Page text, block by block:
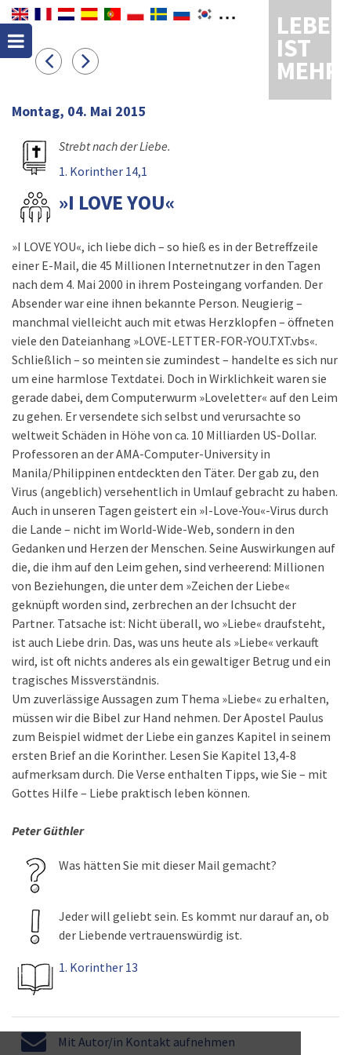
LEBEN
IST
MEHR
Montag, 04. Mai 2015
Strebt nach der Liebe.
1. Korinther 14,1
»I LOVE YOU«
»I LOVE YOU«, ich liebe dich – so hieß es in der Betreffzeile
einer E-Mail, die 45 Millionen Internetnutzer in den Tagen
nach dem 4. Mai 2000 in ihrem Posteingang vorfanden. Der
Absender war eine ihnen bekannte Person. Neugierig –
manchmal vielleicht auch mit etwas Herzklopfen – öffneten
viele den Dateianhang »LOVE-LETTER-FOR-YOU.TXT.vbs«.
Schließlich – so meinten sie zumindest – handelte es sich nur
um eine harmlose Textdatei. Doch in Wirklichkeit waren sie
gerade dabei, dem Computerwurm »Loveletter« auf den Leim
zu gehen. Er versendete sich selbst und verursachte so
weltweit Schäden in Höhe von ca. 10 Milliarden US-Dollar.
Professoren an der AMA-Computer-University in
Manila/Philippinen entdeckten den Täter. Der gab zu, den
Virus (angeblich) versehentlich in Umlauf gebracht zu haben.
Auch in unseren Tagen geistert ein »I-Love-You«-Virus durch
die Lande – nicht im World-Wide-Web, sondern in den
Gedanken und Herzen der Menschen. Seine Auswirkungen auf
die, die ihm auf den Leim gehen, sind verheerend: Millionen
von Beziehungen, die unter dem »Zeichen der Liebe«
geknüpft worden sind, zerbrechen an der Ichsucht der
Partner. Tatsache ist: Nicht überall, wo »Liebe« draufsteht,
ist auch Liebe drin. Das, was uns heute als »Liebe« verkauft
wird, ist oft nichts anderes als ein gewaltiger Betrug und ein
tragisches Missverständnis.
Um zuverlässige Aussagen zum Thema »Liebe« zu erhalten,
müssen wir die Bibel zur Hand nehmen. Der Apostel Paulus
zum Beispiel widmet der Liebe ein ganzes Kapitel in seinem
ersten Brief an die Korinther. Lesen Sie Kapitel 13,4-8
aufmerksam durch. Die Verse enthalten Tipps, wie Sie – mit
Gottes Hilfe – Liebe praktisch leben können.
Peter Güthler
Was hätten Sie mit dieser Mail gemacht?
Jeder will geliebt sein. Es kommt nur darauf an, ob
der Liebende vertrauenswürdig ist.
1. Korinther 13
Mit Autor/in Kontakt aufnehmen